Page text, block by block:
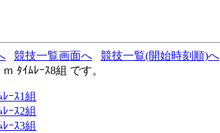
競技一覧画面へ 競技一覧(開始時刻順)へ
ﾀｲﾑﾚｰｽ8組 です。
ｰｽ1組
ｰｽ2組
ｰｽ3組